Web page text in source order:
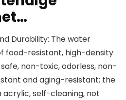
Durability: The water
food-resistant, high-density
non-toxic, odorless, non-
and aging-resistant; the
self-cleaning, not